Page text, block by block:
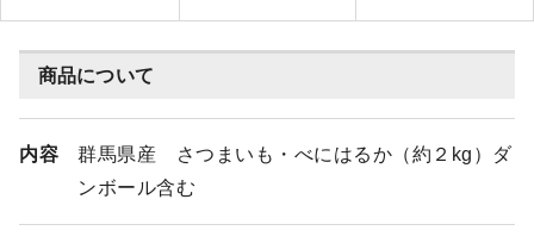
商品について
内容
群馬県産 さつまいも・べにはるか（約２kg）ダ
ンボール含む